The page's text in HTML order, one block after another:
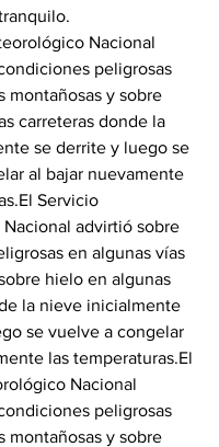
Nacional
peligrosas
montañosas y sobre
carreteras donde la
se derrite y luego se
al bajar nuevamente
El Servicio
advirtió sobre
en algunas vías
hielo en algunas
la nieve inicialmente
se vuelve a congelar
las temperaturas.El
Nacional
peligrosas
montañosas y sobre